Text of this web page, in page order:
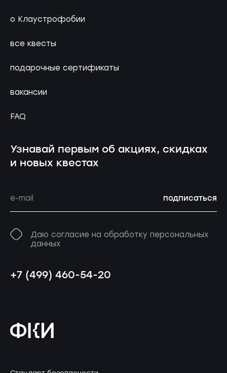
о Клаустрофобии
все квесты
подарочные сертификаты
вакансии
FAQ
Узнавай первым об акциях, скидках
и новых квестах
подписаться
Даю согласие на обработку персональных
данных
+7 (499) 460-54-20